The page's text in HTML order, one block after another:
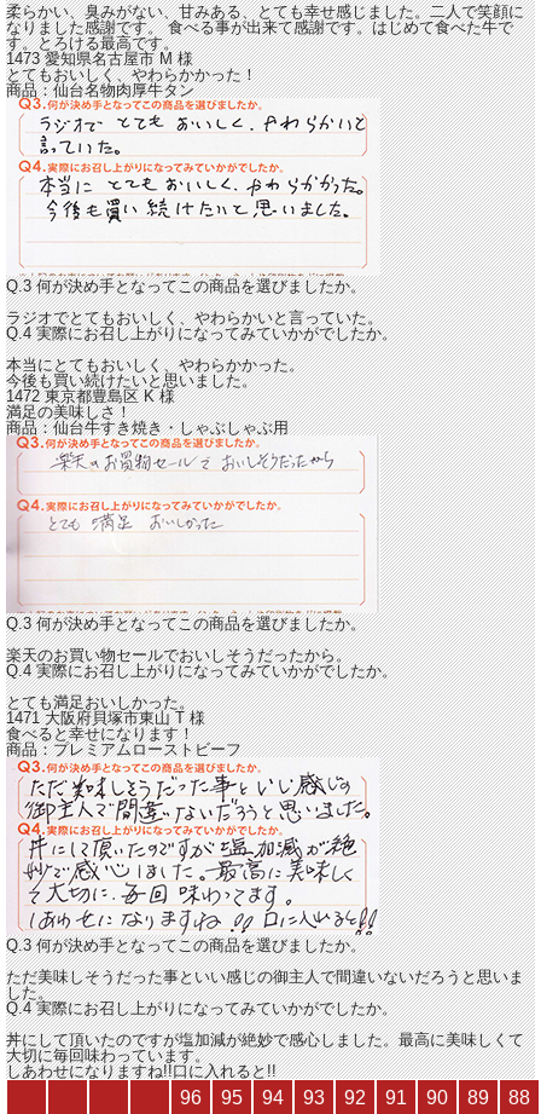
柔らかい、臭みがない、甘みある、とても幸せ感じました。二人で笑顔に
なりました感謝です。 食べる事が出来て感謝です。はじめて食べた牛で
す。とろける最高です。
1473 愛知県名古屋市M様
とてもおいしく、やわらかかった！
商品：仙台名物肉厚牛タン
Q.3 何が決め手となってこの商品を選びましたか。
ラジオでとてもおいしく、やわらかいと言っていた。
Q.4 実際にお召し上がりになってみていかがでしたか。
本当にとてもおいしく、やわらかかった。
今後も買い続けたいと思いました。
1472 東京都豊島区K様
満足の美味しさ！
商品：仙台牛すき焼き・しゃぶしゃぶ用
Q.3 何が決め手となってこの商品を選びましたか。
楽天のお買い物セールでおいしそうだったから。
Q.4 実際にお召し上がりになってみていかがでしたか。
とても満足おいしかった。
1471 大阪府貝塚市東山T様
食べると幸せになります！
商品：プレミアムローストビーフ
Q.3 何が決め手となってこの商品を選びましたか。
ただ美味しそうだった事といい感じの御主人で間違いないだろうと思いま
した。
Q.4 実際にお召し上がりになってみていかがでしたか。
丼にして頂いたのですが塩加減が絶妙で感心しました。最高に美味しくて
大切に毎回味わっています。
しあわせになりますね!!口に入れると!!